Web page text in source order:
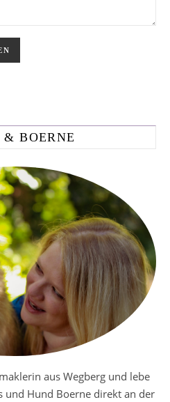
& BOERNE
aus Wegberg und lebe
Hund Boerne direkt an der